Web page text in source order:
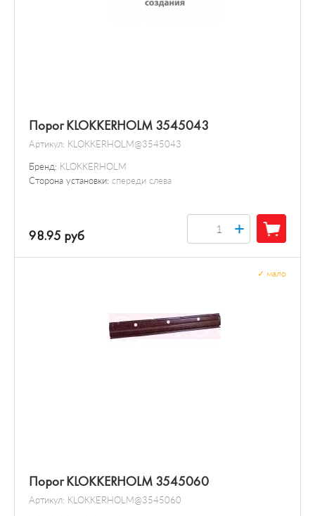
Порог KLOKKERHOLM 3545043
Артикул: KLOKKERHOLM@3545043
Бренд: KLOKKERHOLM
Сторона установки: спереди слева
98.95 руб +
Порог KLOKKERHOLM 3545060
Артикул: KLOKKERHOLM@3545060
мало